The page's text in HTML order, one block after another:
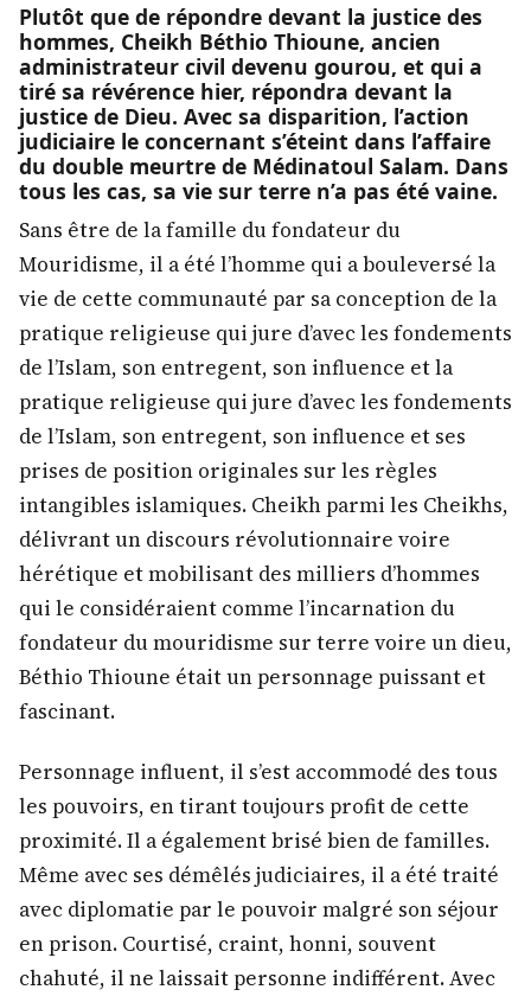
Plutôt que de répondre devant la justice des
hommes, Cheikh Béthio Thioune, ancien
administrateur civil devenu gourou, et qui a
tiré sa révérence hier, répondra devant la
justice de Dieu. Avec sa disparition, l’action
judiciaire le concernant s’éteint dans l’affaire
du double meurtre de Médinatoul Salam. Dans
tous les cas, sa vie sur terre n’a pas été vaine.
Sans être de la famille du fondateur du
Mouridisme, il a été l’homme qui a bouleversé la
vie de cette communauté par sa conception de la
pratique religieuse qui jure d’avec les fondements
de l’Islam, son entregent, son influence et la
pratique religieuse qui jure d’avec les fondements
de l’Islam, son entregent, son influence et ses
prises de position originales sur les règles
intangibles islamiques. Cheikh parmi les Cheikhs,
délivrant un discours révolutionnaire voire
hérétique et mobilisant des milliers d’hommes
qui le considéraient comme l’incarnation du
fondateur du mouridisme sur terre voire un dieu,
Béthio Thioune était un personnage puissant et
fascinant.
Personnage influent, il s’est accommodé des tous
les pouvoirs, en tirant toujours profit de cette
proximité. Il a également brisé bien de familles.
Même avec ses démêlés judiciaires, il a été traité
avec diplomatie par le pouvoir malgré son séjour
en prison. Courtisé, craint, honni, souvent
chahuté, il ne laissait personne indifférent. Avec